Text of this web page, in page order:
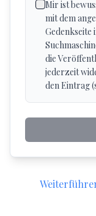
Mir ist
mit dem
die
jederzeit
den Eintrag